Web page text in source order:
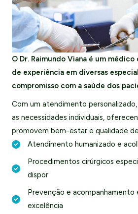
O Dr. Raimundo Viana é um
de experiência em diversas
compromisso com a saúde dos
Com um atendimento
as necessidades individuais,
promovem bem-estar e qualidade
Atendimento humanizado e
Procedimentos cirúrgicos
dispor
Prevenção e acompanhamento
excelência